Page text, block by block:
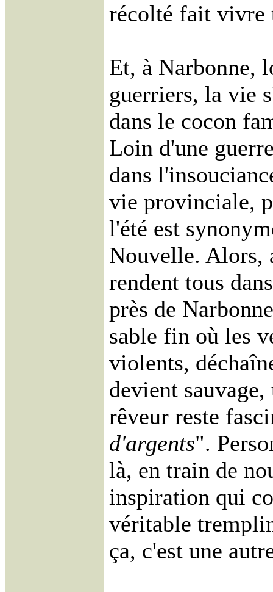
récolté fait vivre
Et, à Narbonne,
guerriers, la vie
dans le cocon
Loin d'une
dans
vie provinciale,
l'été est
Nouvelle. Alors,
rendent tous
près de
sable fin où les
violents,
devient
rêveur reste
d'argents".
là, en train de
inspiration qui
véritable
ça, c'est une